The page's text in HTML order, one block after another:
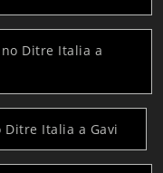
Ditre Italia a
Italia a Gavi